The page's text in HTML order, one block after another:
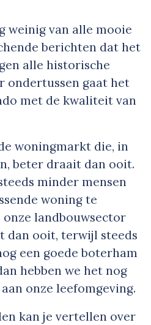
weinig van alle mooie
berichten dat het
alle historische
ondertussen gaat het
met de kwaliteit van
woningmarkt die, in
beter draait dan ooit.
minder mensen
woning te
onze landbouwsector
dan ooit, terwijl steeds
een goede boterham
hebben we het nog
onze leefomgeving.
kan je vertellen over